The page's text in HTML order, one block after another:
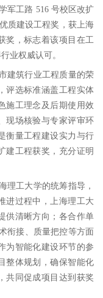
工路 516 号校区改扩
质建设工程奖，获上海
奖，标志着该项目在工
业权威认可。
筑行业工程质量的荣
评选标准涵盖工程实体
施工理念及后期使用效
现场核验与专家评审环
衡量工程建设实力与行
建工程获奖，充分证明
工大学的统筹指导，
进过程中，上海理工大
供清晰方向；各合作单
衔接、质量把控等方面
为智能化建设环节的参
整体规划，确保智能化
共同促成项目达到获奖